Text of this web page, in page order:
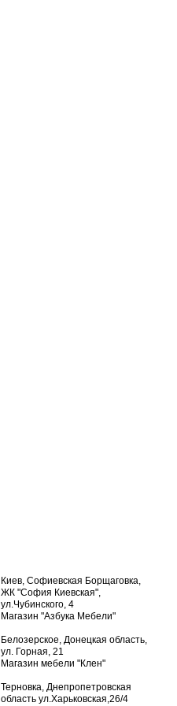
Киев, Софиевская Борщаговка,
ЖК "София Киевская",
ул.Чубинского, 4
Магазин "Азбука Мебели"
Белозерское, Донецкая область,
ул. Горная, 21
Магазин мебели "Клен"
Терновка, Днепропетровская
область ул.Харьковская,26/4